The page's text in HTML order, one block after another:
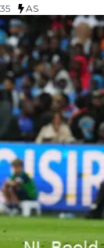
AS